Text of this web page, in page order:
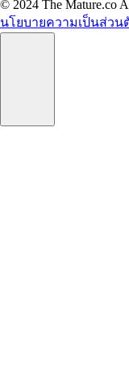
© 2024 The Mature.co
นโยบายความเป็นส่วนตั